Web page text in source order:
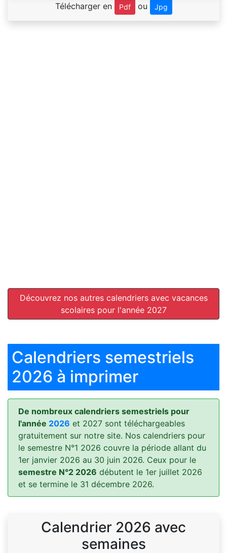
Télécharger en Pdf ou Jpg
Découvrez nos autres calendriers avec vacances
scolaires pour l'année 2027
Calendriers semestriels
2026 à imprimer
De nombreux calendriers semestriels pour
l'année 2026 et 2027 sont téléchargeables
gratuitement sur notre site. Nos calendriers pour
le semestre N°1 2026 couvre la période allant du
1er janvier 2026 au 30 juin 2026. Ceux pour le
semestre N°2 2026 débutent le 1er juillet 2026
et se termine le 31 décembre 2026.
Calendrier 2026 avec
semaines